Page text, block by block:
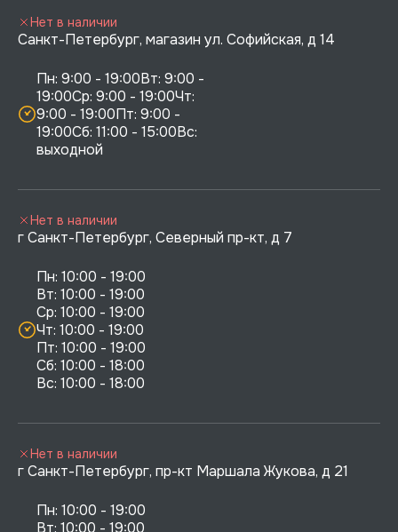
Санкт-Петербург, магазин ул. Софийская, д 14
Пн: 9:00 - 19:00Вт: 9:00 -
19:00Ср: 9:00 - 19:00Чт:
9:00 - 19:00Пт: 9:00 -
19:00Сб: 11:00 - 15:00Вс:
выходной
Нет в наличии
г Санкт-Петербург, Северный пр-кт, д 7
Пн: 10:00 - 19:00
Вт: 10:00 - 19:00
Ср: 10:00 - 19:00
Чт: 10:00 - 19:00
Пт: 10:00 - 19:00
Сб: 10:00 - 18:00
Нет в наличии
г Санкт-Петербург, пр-кт Маршала Жукова, д 21
Пн: 10:00 - 19:00
Вт: 10:00 - 19:00
Нет в наличии